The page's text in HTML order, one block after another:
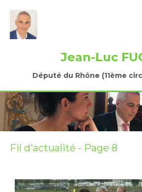
Jean-Luc
Député du Rhône (11ème
Fil d'actualité - Page 8